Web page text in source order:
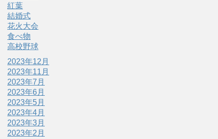
紅葉
結婚式
花火大会
食べ物
高校野球
2023年12月
2023年11月
2023年7月
2023年6月
2023年5月
2023年4月
2023年3月
2023年2月